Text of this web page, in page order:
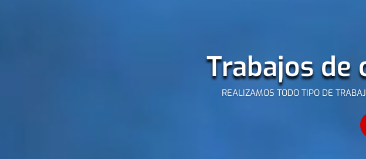
Trabajos de
REALIZAMOS TODO TIPO DE